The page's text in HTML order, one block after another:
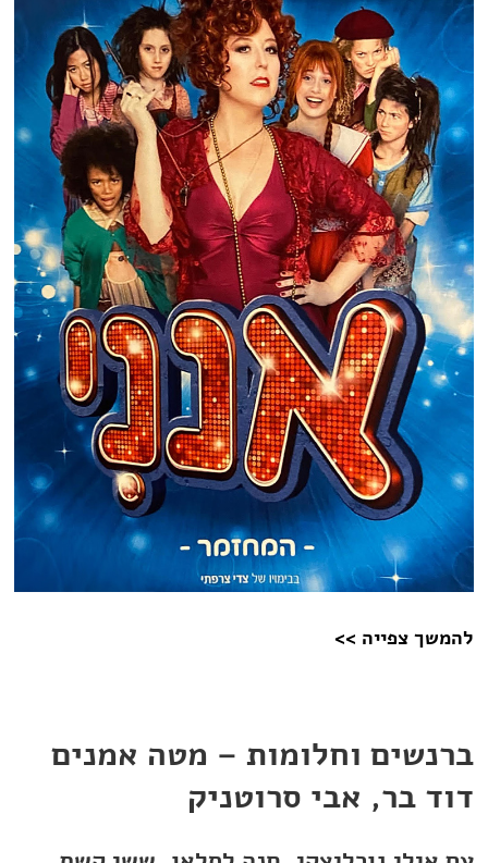
להמשך צפייה >>
ברנשים וחלומות – מטה אמנים
דוד בר, אבי סרוטניק